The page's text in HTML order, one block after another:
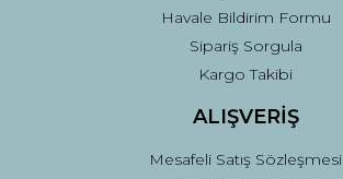
Havale Bildirim Formu
Sipariş Sorgula
Kargo Takibi
ALIŞVERİŞ
Mesafeli Satış Sözleşmesi